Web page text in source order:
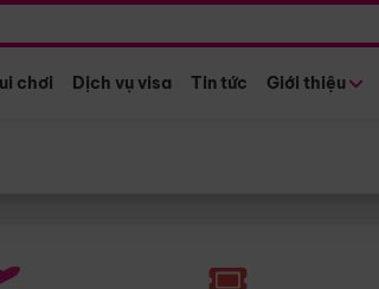
chơi Dịch vụ visa Tin tức Giới thiệu